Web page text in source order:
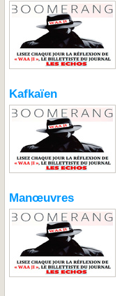
Kafkaïen
Manœuvres